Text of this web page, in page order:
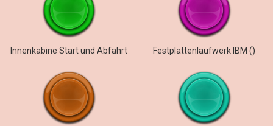
Innenkabine Start und Abfahrt Festplattenlaufwerk IBM ()